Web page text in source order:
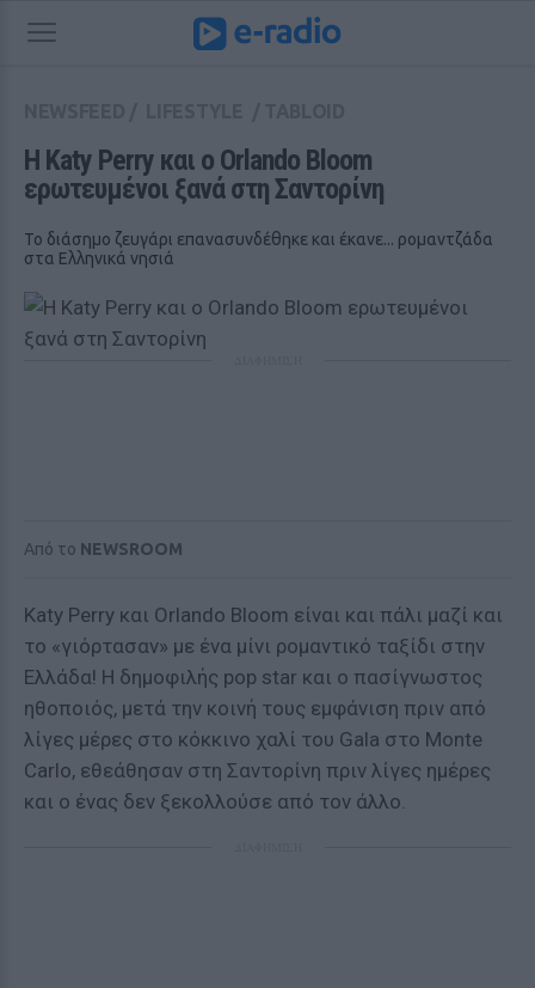
Η Katy Perry και ο Orlando Bloom
ερωτευμένοι ξανά στη Σαντορίνη
Το διάσημο ζευγάρι επανασυνδέθηκε και έκανε... ρομαντζάδα
στα Ελληνικά νησιά
Από το NEWSROOM
Katy Perry και Orlando Bloom είναι και πάλι μαζί και
το «γιόρτασαν» με ένα μίνι ρομαντικό ταξίδι στην
Ελλάδα! Η δημοφιλής pop star και ο πασίγνωστος
ηθοποιός, μετά την κοινή τους εμφάνιση πριν από
λίγες μέρες στο κόκκινο χαλί του Gala στο Monte
Carlo, εθεάθησαν στη Σαντορίνη πριν λίγες ημέρες
και ο ένας δεν ξεκολλούσε από τον άλλο.